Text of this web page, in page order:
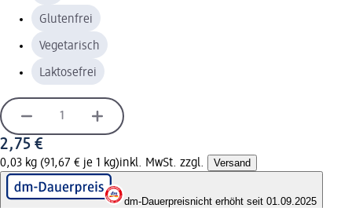
Glutenfrei
Vegetarisch
Laktosefrei
2,75 €
0,03 kg (91,67 € je 1 kg)inkl. MwSt. zzgl. Versand
dm-Dauerpreisnicht erhöht seit 01.09.2025